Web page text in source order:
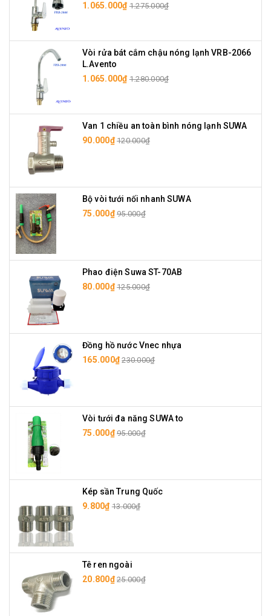
1.065.000₫ 1.275.000₫
Vòi rửa bát cắm chậu nóng lạnh VRB-2066
L.Avento
1.065.000₫ 1.280.000₫
Van 1 chiều an toàn bình nóng lạnh SUWA
90.000₫ 120.000₫
Bộ vòi tưới nối nhanh SUWA
75.000₫ 95.000₫
Phao điện Suwa ST-70AB
80.000₫ 125.000₫
Đồng hồ nước Vnec nhựa
165.000₫ 230.000₫
Vòi tưới đa năng SUWA to
75.000₫ 95.000₫
Kép sần Trung Quốc
9.800₫ 13.000₫
Tê ren ngoài
20.800₫ 25.000₫